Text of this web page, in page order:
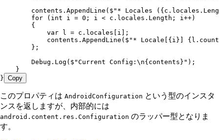
        contents
. AppendLine ( $" * Locales ( {c . locales .
        for
( int i = 0 ; i < c . locales . Length ; i ++)
        {
            var
l = c . locales [i];
            contents
. AppendLine ( $" * Locale[ {i } ] {l .
        };
        Debug
. Log ( $"Current Config: \n{contents} " );
    }
} Copy
このプロパティは AndroidConfiguration という型のインスタ
ンスを返しますが、内部的には
android.content.res.Configuration のラッパー型となりま
す。